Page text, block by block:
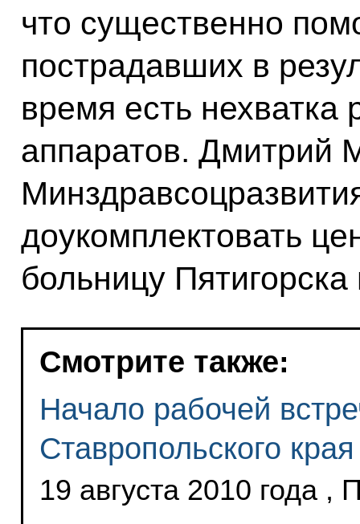
что существенно
пострадавших в
время есть нехватка
аппаратов. Дмитрий
доукомплектовать
больницу
Смотрите также:
Начало рабочей
Ставропольского
19 августа 2010 года ,